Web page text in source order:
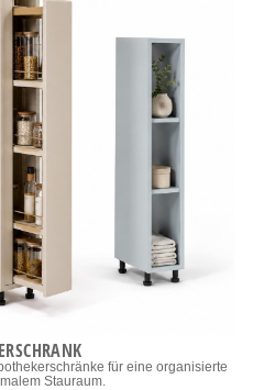
für eine organisierte
Stauraum.